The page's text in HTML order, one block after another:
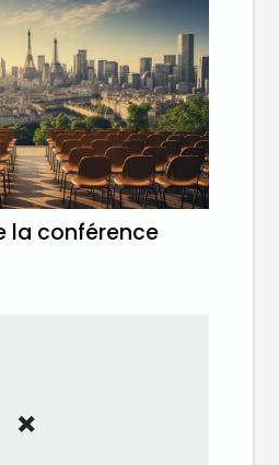
la conférence